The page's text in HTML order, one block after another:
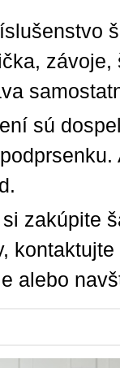
sú
zakúpite
alebo